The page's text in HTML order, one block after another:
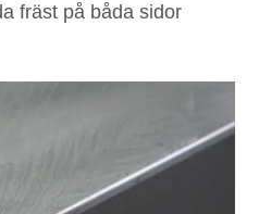
fräst på båda sidor